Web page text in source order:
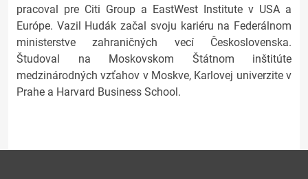
pracoval pre Citi Group a EastWest Institute v USA a
Európe. Vazil Hudák začal svoju kariéru na Federálnom
ministerstve zahraničných vecí Československa.
Študoval na Moskovskom Štátnom inštitúte
medzinárodných vzťahov v Moskve, Karlovej univerzite v
Prahe a Harvard Business School.